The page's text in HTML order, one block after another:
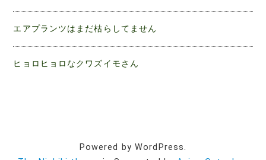
エアプランツはまだ枯らしてません
ヒョロヒョロなクワズイモさん
Powered by WordPress.